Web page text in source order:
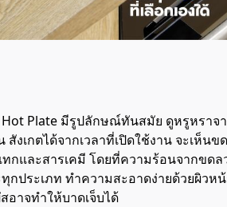
Hot Plate มีรูปลักษณ์ทันสมัย ดูหรูหรา
งเกตได้จากเวลาที่เปิดใช้งาน จะเห็น
และสารเคมี โดยที่ความร้อนจากขดล
ประเภท ทำความสะอาดง่ายด้วยผิวห
าจทำให้บาดเจ็บได้